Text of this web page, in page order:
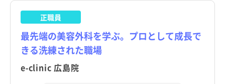
正職員
最先端の美容外科を学ぶ。プロとして成長で
きる洗練された職場
e-clinic 広島院